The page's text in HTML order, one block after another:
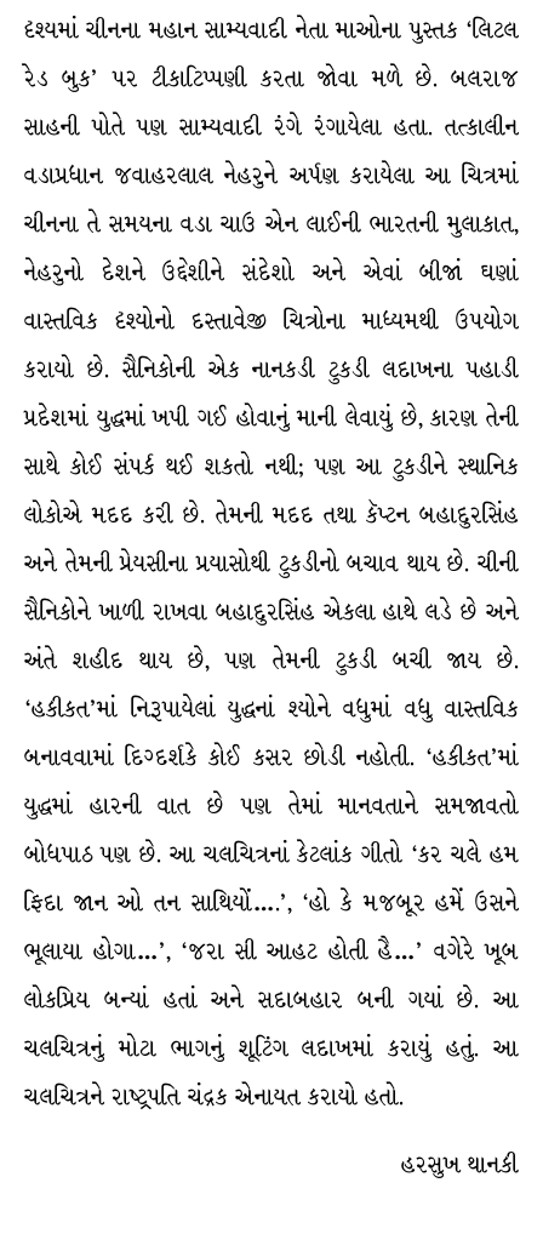
દૃશ્યમાં ચીનના મહાન સામ્યવાદી નેતા માઓના પુસ્તક ‘લિટલ
રેડ બુક’ પર ટીકાટિપ્પણી કરતા જોવા મળે છે. બલરાજ
સાહની પોતે પણ સામ્યવાદી રંગે રંગાયેલા હતા. તત્કાલીન
વડાપ્રધાન જવાહરલાલ નેહરુને અર્પણ કરાયેલા આ ચિત્રમાં
ચીનના તે સમયના વડા ચાઉ એન લાઈની ભારતની મુલાકાત,
નેહરુનો દેશને ઉદ્દેશીને સંદેશો અને એવાં બીજાં ઘણાં
વાસ્તવિક દૃશ્યોનો દસ્તાવેજી ચિત્રોના માધ્યમથી ઉપયોગ
કરાયો છે. સૈનિકોની એક નાનકડી ટુકડી લદાખના પહાડી
પ્રદેશમાં યુદ્ધમાં ખપી ગઈ હોવાનું માની લેવાયું છે, કારણ તેની
સાથે કોઈ સંપર્ક થઈ શકતો નથી; પણ આ ટુકડીને સ્થાનિક
લોકોએ મદદ કરી છે. તેમની મદદ તથા કૅપ્ટન બહાદુરસિંહ
અને તેમની પ્રેયસીના પ્રયાસોથી ટુકડીનો બચાવ થાય છે. ચીની
સૈનિકોને ખાળી રાખવા બહાદુરસિંહ એકલા હાથે લડે છે અને
અંતે શહીદ થાય છે, પણ તેમની ટુકડી બચી જાય છે.
‘હકીકત’માં નિરૂપાયેલાં યુદ્ધનાં શ્યોને વધુમાં વધુ વાસ્તવિક
બનાવવામાં દિગ્દર્શકે કોઈ કસર છોડી નહોતી. ‘હકીકત’માં
યુદ્ધમાં હારની વાત છે પણ તેમાં માનવતાને સમજાવતો
બોધપાઠ પણ છે. આ ચલચિત્રનાં કેટલાંક ગીતો ‘કર ચલે હમ
ફિદા જાન ઓ તન સાથિયોં….’, ‘હો કે મજબૂર હમેં ઉસને
ભૂલાયા હોગા…’, ‘જરા સી આહટ હોતી હૈ…’ વગેરે ખૂબ
લોકપ્રિય બન્યાં હતાં અને સદાબહાર બની ગયાં છે. આ
ચલચિત્રનું મોટા ભાગનું શૂટિંગ લદાખમાં કરાયું હતું. આ
ચલચિત્રને રાષ્ટ્રપતિ ચંદ્રક એનાયત કરાયો હતો.
હરસુખ થાનકી